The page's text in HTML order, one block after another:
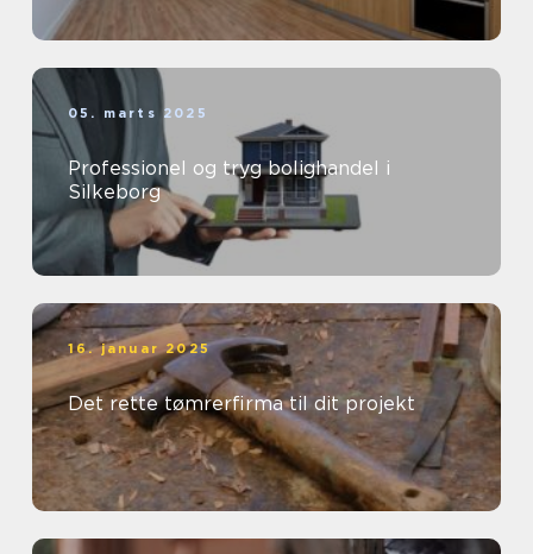
05. marts 2025
Professionel og tryg bolighandel i
Silkeborg
16. januar 2025
Det rette tømrerfirma til dit projekt